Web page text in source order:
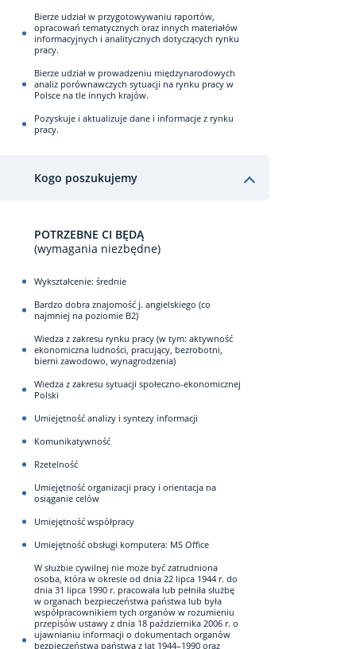
Bierze udział w przygotowywaniu raportów,
opracowań tematycznych oraz innych materiałów
informacyjnych i analitycznych dotyczących rynku
pracy.
­Bierze udział w prowadzeniu międzynarodowych
analiz porównawczych sytuacji na rynku pracy w
Polsce na tle innych krajów.
­Pozyskuje i aktualizuje dane i informacje z rynku
pracy.
Kogo poszukujemy
POTRZEBNE CI BĘDĄ
(wymagania niezbędne)
Wykształcenie: średnie
­Bardzo dobra znajomość j. angielskiego (co
najmniej na poziomie B2)
­Wiedza z zakresu rynku pracy (w tym: aktywność
ekonomiczna ludności, pracujący, bezrobotni,
bierni zawodowo, wynagrodzenia)
­Wiedza z zakresu sytuacji społeczno-ekonomicznej
Polski
­Umiejętność analizy i syntezy informacji
­Komunikatywność
­Rzetelność
­Umiejętność organizacji pracy i orientacja na
osiąganie celów
Umiejętność współpracy
­Umiejętność obsługi komputera: MS Office
­W służbie cywilnej nie może być zatrudniona
osoba, która w okresie od dnia 22 lipca 1944 r. do
dnia 31 lipca 1990 r. pracowała lub pełniła służbę
w organach bezpieczeństwa państwa lub była
współpracownikiem tych organów w rozumieniu
przepisów ustawy z dnia 18 października 2006 r. o
ujawnianiu informacji o dokumentach organów
bezpieczeństwa państwa z lat 1944–1990 oraz